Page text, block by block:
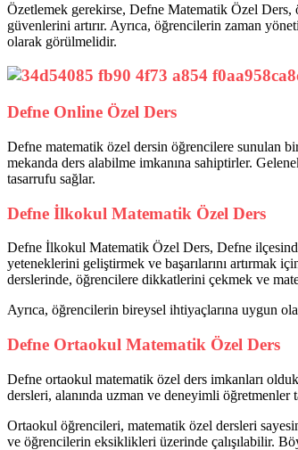
Özetlemek gerekirse, Defne Matematik Özel Ders,
güvenlerini artırır. Ayrıca, öğrencilerin zaman
olarak görülmelidir.
Defne Online Özel Ders
Defne matematik özel dersin öğrencilere sunulan
mekanda ders alabilme imkanına sahiptirler.
tasarrufu sağlar.
Defne İlkokul Matematik Özel Ders
Defne İlkokul Matematik Özel Ders, Defne
yeteneklerini geliştirmek ve başarılarını artırmak
derslerinde, öğrencilere dikkatlerini çekmek ve
Ayrıca, öğrencilerin bireysel ihtiyaçlarına uygun
Defne Ortaokul Matematik Özel Ders
Defne ortaokul matematik özel ders imkanları
dersleri, alanında uzman ve deneyimli
Ortaokul öğrencileri, matematik özel dersleri
ve öğrencilerin eksiklikleri üzerinde çalışılabilir.